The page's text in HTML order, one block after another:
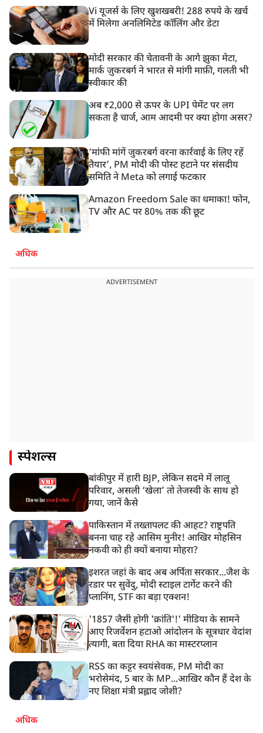
Vi यूजर्स के लिए खुशखबरी! 288 रुपये के खर्च
में मिलेगा अनलिमिटेड कॉलिंग और डेटा
मोदी सरकार की चेतावनी के आगे झुका मेटा,
मार्क ज़ुकरबर्ग ने भारत से मांगी माफ़ी, गलती भी
स्वीकार की
अब ₹2,000 से ऊपर के UPI पेमेंट पर लग
सकता है चार्ज, आम आदमी पर क्या होगा असर?
‘मांफी मांगें जुकरबर्ग वरना कार्रवाई के लिए रहें
तैयार’, PM मोदी की पोस्ट हटाने पर संसदीय
समिति ने Meta को लगाई फटकार
Amazon Freedom Sale का धमाका! फोन,
TV और AC पर 80% तक की छूट
अधिक
ADVERTISEMENT
स्पेशल्स
बांकीपुर में हारी BJP, लेकिन सदमे में लालू
परिवार, असली ‘खेला’ तो तेजस्वी के साथ हो
गया, जानें कैसे
पाकिस्तान में तख्तापलट की आहट? राष्ट्रपति
बनना चाह रहे आसिम मुनीर! आखिर मोहसिन
नकवी को ही क्यों बनाया मोहरा?
इशरत जहां के बाद अब अर्पिता सरकार...जैश के
रडार पर सुवेंदु, मोदी स्टाइल टार्गेट करने की
प्लानिंग, STF का बड़ा एक्शन!
'1857 जैसी होगी 'क्रांति'!' मीडिया के सामने
आए रिजर्वेशन हटाओ आंदोलन के सूत्रधार वेदांश
त्यागी, बता दिया RHA का मास्टरप्लान
RSS का कट्टर स्वयंसेवक, PM मोदी का
भरोसेमंद, 5 बार के MP...आखिर कौन हैं देश के
नए शिक्षा मंत्री प्रह्लाद जोशी?
अधिक